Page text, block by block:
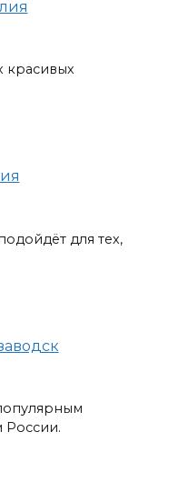
красивых
для тех,
России.